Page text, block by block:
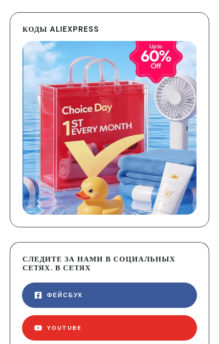
КОДЫ ALIEXPRESS
СЛЕДИТЕ ЗА НАМИ В СОЦИАЛЬНЫХ
СЕТЯХ. В СЕТЯХ
ФЕЙСБУК
YOUTUBE